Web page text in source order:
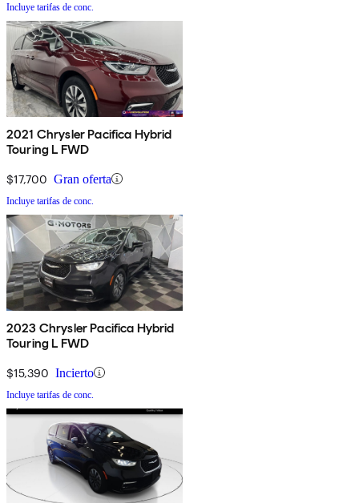
Incluye tarifas de conc.
2021 Chrysler Pacifica Hybrid
Touring L FWD
$17,700 Gran oferta
Incluye tarifas de conc.
2023 Chrysler Pacifica Hybrid
Touring L FWD
$15,390 Incierto
Incluye tarifas de conc.